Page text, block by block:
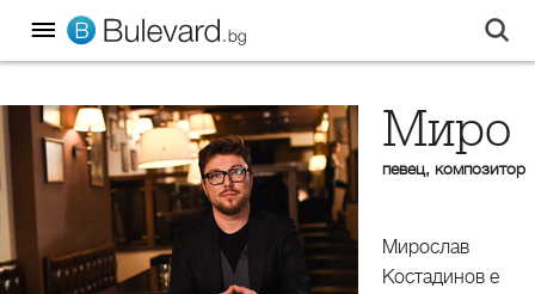
Миро
певец, композитор
Мирослав
Костадинов е